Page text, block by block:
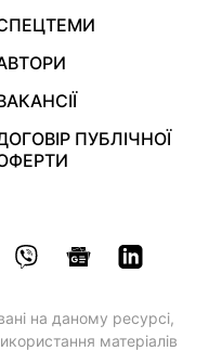
ПУБЛІЧНОЇ
на даному ресурсі,
матеріалів